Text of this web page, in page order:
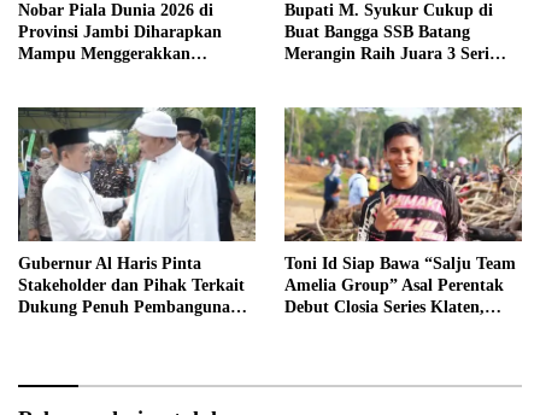
Nobar Piala Dunia 2026 di
Provinsi Jambi Diharapkan
Mampu Menggerakkan
Bupati M. Syukur Cukup di
Buat Bangga SSB Batang
Merangin Raih Juara 3 Seri
Gubernur Al Haris Pinta
Stakeholder dan Pihak Terkait
Dukung Penuh Pembangunan
Toni Id Siap Bawa “Salju Team
Amelia Group” Asal Perentak
Debut Closia Series Klaten,